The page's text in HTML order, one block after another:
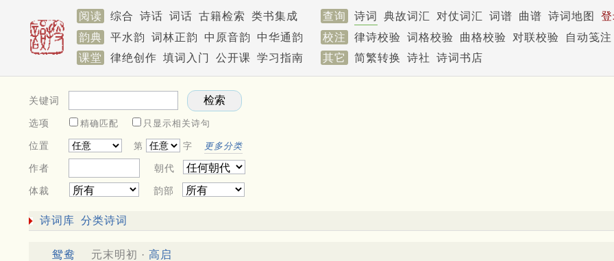
阅读 综合 诗话 词话 古籍检索 类书集成 查询 诗词 典故词汇 对仗词汇 词谱 曲谱 诗词地图
韵典
平水韵 词林正韵 中原音韵 中华通韵 校注 律诗校验 词格校验 曲格校验 对联校验
自动笺注
课堂
律绝创作 填词入门 公开课 学习指南 其它 简繁转换 诗社 诗词书店
关键词
选项 精确匹配 只显示相关诗句
位置 第 字 更多分类
作者 朝代
体裁 韵部
诗词库 分类诗词
鸳鸯 元末明初 · 高启